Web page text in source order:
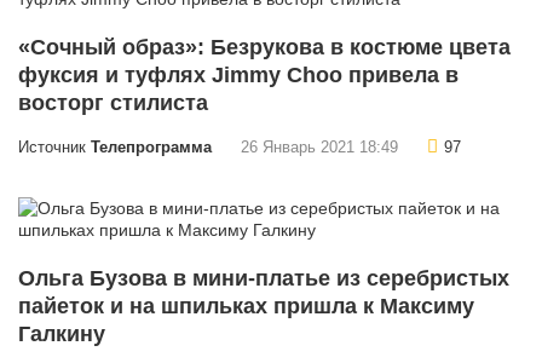
«Сочный образ»: Безрукова в костюме цвета
фуксия и туфлях Jimmy Choo привела в
восторг стилиста
Источник Телепрограмма 26 Январь 2021 18:49 97
Ольга Бузова в мини-платье из серебристых
пайеток и на шпильках пришла к Максиму
Галкину